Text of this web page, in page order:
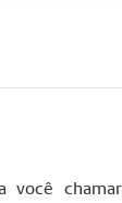
você chamar